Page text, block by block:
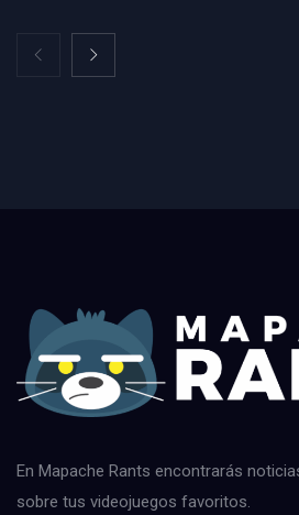
En Mapache Rants encontrarás
sobre tus videojuegos favoritos.